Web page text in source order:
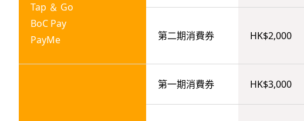
Tap ＆ Go
BoC Pay
PayMe
第二期消費券 HK$2,000
第一期消費券 HK$3,000